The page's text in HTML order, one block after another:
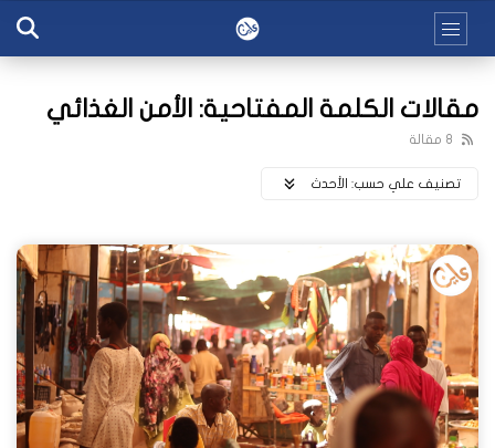
مقالات الكلمة المفتاحية: الأمن الغذائي
8 مقالة
تصنيف علي حسب: اﻷحدث